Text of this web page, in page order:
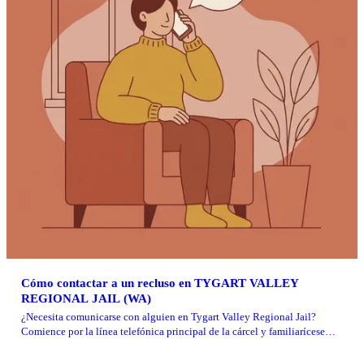
Cómo contactar a un recluso en TYGART VALLEY
REGIONAL JAIL (WA)
¿Necesita comunicarse con alguien en Tygart Valley Regional Jail?
Comience por la línea telefónica principal de la cárcel y familiarícese